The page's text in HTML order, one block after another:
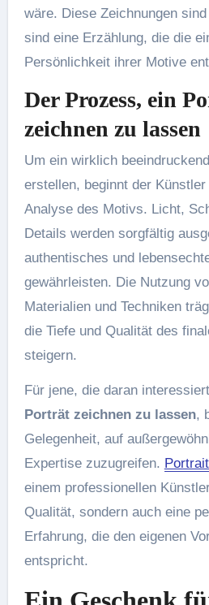
wäre. Diese Zeichnungen
sind eine Erzählung, die die
Persönlichkeit ihrer Motive
Der Prozess, ein
zeichnen zu lassen
Um ein wirklich
erstellen, beginnt der
Analyse des Motivs. Licht,
Details werden sorgfältig
authentisches und
gewährleisten. Die Nutzung
Materialien und Techniken
die Tiefe und Qualität des
steigern.
Für jene, die daran
Porträt zeichnen zu lassen,
Gelegenheit, auf
Expertise zuzugreifen.
einem professionellen
Qualität, sondern auch eine
Erfahrung, die den eigenen
entspricht.